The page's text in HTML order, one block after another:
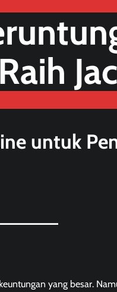
Raih
untuk
yang besar.